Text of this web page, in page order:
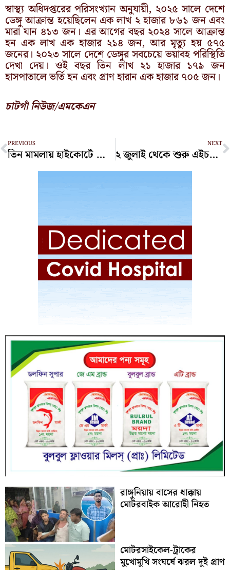
স্বাস্থ্য অধিদপ্তরের পরিসংখ্যান অনুযায়ী, ২০২৫ সালে দেশে
ডেঙ্গু আক্রান্ত হয়েছিলেন এক লাখ ২ হাজার ৮৬১ জন এবং
মারা যান ৪১৩ জন। এর আগের বছর ২০২৪ সালে আক্রান্ত
হন এক লাখ এক হাজার ২১৪ জন, আর মৃত্যু হয় ৫৭৫
জনের। ২০২৩ সালে দেশে ডেঙ্গুর সবচেয়ে ভয়াবহ পরিস্থিতি
দেখা দেয়। ওই বছর তিন লাখ ২১ হাজার ১৭৯ জন
হাসপাতালে ভর্তি হন এবং প্রাণ হারান এক হাজার ৭০৫ জন।
চাটগাঁ নিউজ/এমকেএন
Prev
PREVIOUS
তিন মামলায় হাইকোর্টে জামিন পেলেন কণ্ঠশিল্পী মমতাজ
NEXT
২ জুলাই থেকে শুরু এইচএসসি পরীক্ষা, বিশেষ নির্দেশনা দিল সিএমপি
রাঙ্গুনিয়ায় বাসের ধাক্কায়
মোটরবাইক আরোহী নিহত
মোটরসাইকেল-ট্রাকের
মুখোমুখি সংঘর্ষে ঝরল দুই প্রাণ